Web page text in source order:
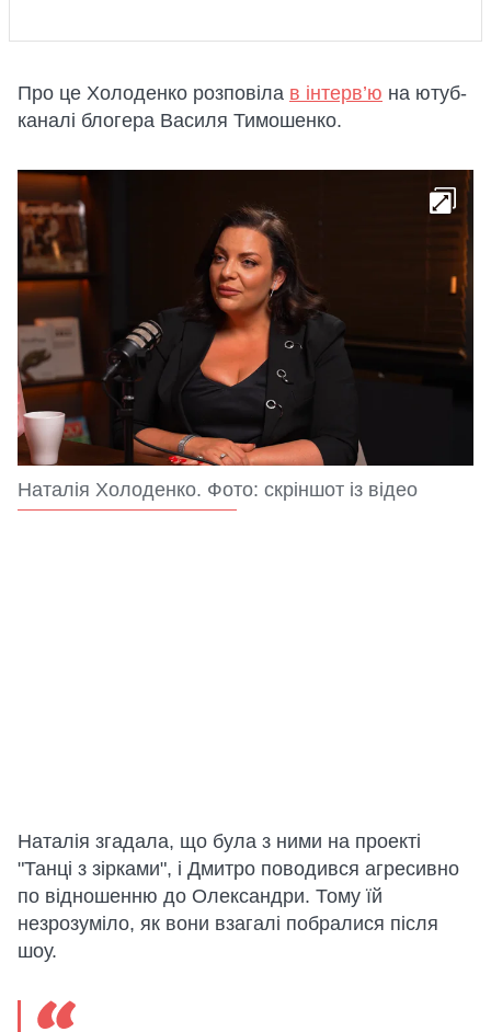
Про це Холоденко розповіла в інтерв’ю на ютуб-
каналі блогера Василя Тимошенко.
Наталія Холоденко. Фото: скріншот із відео
Наталія згадала, що була з ними на проекті
"Танці з зірками", і Дмитро поводився агресивно
по відношенню до Олександри. Тому їй
незрозуміло, як вони взагалі побралися після
шоу.